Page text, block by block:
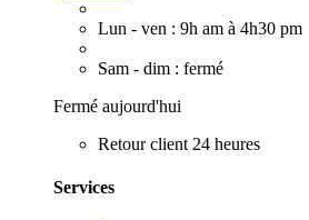
Lun - ven : 9h am à 4h30 pm
Sam - dim : fermé
Fermé aujourd'hui
Retour client 24 heures
Services